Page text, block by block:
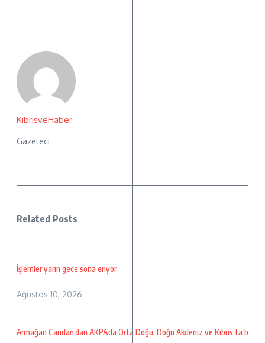
KibrisveHaber
Gazeteci
Related Posts
İşlemler yarın gece sona eriyor
Ağustos 10, 2026
Armağan Candan’dan AKPA’da Orta Doğu, Doğu Akdeniz ve Kıbrıs’ta b